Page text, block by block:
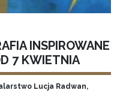
INSPIROWANE
7 KWIETNIA
Lucja Radwan,